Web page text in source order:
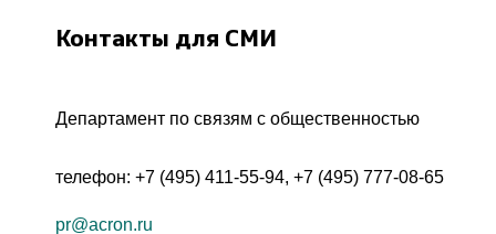
Контакты для СМИ
Департамент по связям с общественностью
телефон: +7 (495) 411-55-94, +7 (495) 777-08-65
pr@acron.ru